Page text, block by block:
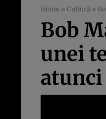
Home » Cultură »
Bob
unei
atunci